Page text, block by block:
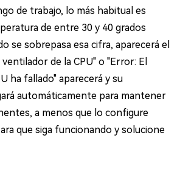
de trabajo, lo más habitual es
de entre 30 y 40 grados
se sobrepasa esa cifra, aparecerá el
de la CPU" o "Error: El
ha fallado" aparecerá y su
automáticamente para mantener
a menos que lo configure
que siga funcionando y solucione